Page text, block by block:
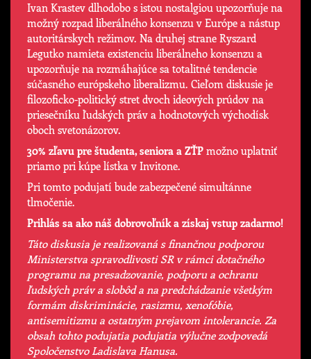
Ivan Krastev dlhodobo s istou nostalgiou upozorňuje na
možný rozpad liberálného konsenzu v Európe a nástup
autoritárskych režimov. Na druhej strane Ryszard
Legutko namieta existenciu liberálneho konsenzu a
upozorňuje na rozmáhajúce sa totalitné tendencie
súčasného európskeho liberalizmu. Cieľom diskusie je
filozoficko-politický stret dvoch ideových prúdov na
priesečníku ľudských práv a hodnotových východísk
oboch svetonázorov.
30% zľavu pre študenta, seniora a ZŤP možno uplatniť
priamo pri kúpe lístka v Invitone.
Pri tomto podujatí bude zabezpečené simultánne
tlmočenie.
Prihlás sa ako náš dobrovoľník a získaj vstup zadarmo!
Táto diskusia je realizovaná s finančnou podporou
Ministerstva spravodlivosti SR v rámci dotačného
programu na presadzovanie, podporu a ochranu
ľudských práv a slobôd a na predchádzanie všetkým
formám diskriminácie, rasizmu, xenofóbie,
antisemitizmu a ostatným prejavom intolerancie. Za
obsah tohto podujatia podujatia výlučne zodpovedá
Spoločenstvo Ladislava Hanusa.